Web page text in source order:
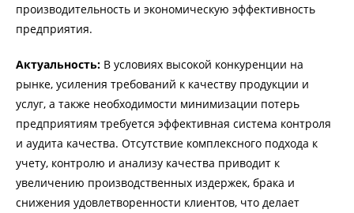
производительность и экономическую эффективность
предприятия.
Актуальность: В условиях высокой конкуренции на
рынке, усиления требований к качеству продукции и
услуг, а также необходимости минимизации потерь
предприятиям требуется эффективная система контроля
и аудита качества. Отсутствие комплексного подхода к
учету, контролю и анализу качества приводит к
увеличению производственных издержек, брака и
снижения удовлетворенности клиентов, что делает